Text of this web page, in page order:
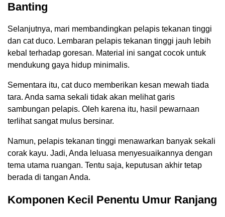
Banting
Selanjutnya, mari membandingkan pelapis tekanan tinggi
dan cat duco. Lembaran pelapis tekanan tinggi jauh lebih
kebal terhadap goresan. Material ini sangat cocok untuk
mendukung gaya hidup minimalis.
Sementara itu, cat duco memberikan kesan mewah tiada
tara. Anda sama sekali tidak akan melihat garis
sambungan pelapis. Oleh karena itu, hasil pewarnaan
terlihat sangat mulus bersinar.
Namun, pelapis tekanan tinggi menawarkan banyak sekali
corak kayu. Jadi, Anda leluasa menyesuaikannya dengan
tema utama ruangan. Tentu saja, keputusan akhir tetap
berada di tangan Anda.
Komponen Kecil Penentu Umur Ranjang